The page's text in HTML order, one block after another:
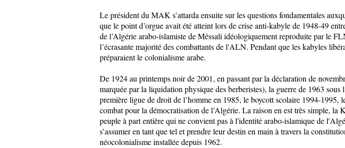
Le président du MAK s’attarda ensuite sur les questions fondamentales
que le point d’orgue avait été atteint lors de crise anti-kabyle de 1948-49
de l’Algérie arabo-islamiste de Méssali idéologiquement reproduite par le
l’écrasante majorité des combattants de l'ALN. Pendant que les kabyles
préparaient le colonialisme arabe.
De 1924 au printemps noir de 2001, en passant par la déclaration de
marquée par la liquidation physique des berberistes), la guerre de 1963
première ligue de droit de l’homme en 1985, le boycott scolaire 1994-
combat pour la démocratisation de l’Algérie. La raison en est très simple,
peuple à part entière qui ne convient pas à l'identité arabo-islamique de
s’assumer en tant que tel et prendre leur destin en main à travers la
néocolonialisme installée depuis 1962.